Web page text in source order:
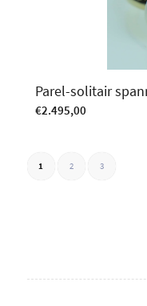
Parel-solitair
€2.495,00
1 2 3